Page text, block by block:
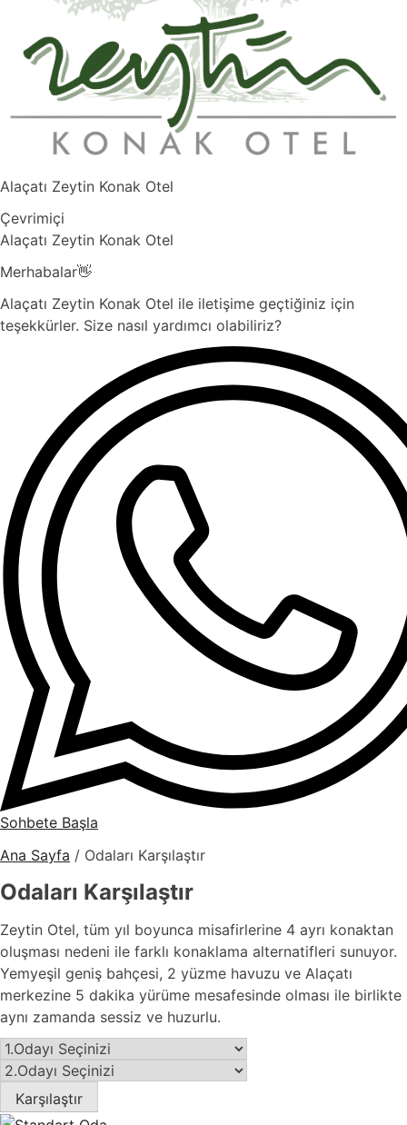
Alaçatı Zeytin Konak Otel
Çevrimiçi
Alaçatı Zeytin Konak Otel
Merhabalar👋
Alaçatı Zeytin Konak Otel ile iletişime geçtiğiniz için
teşekkürler. Size nasıl yardımcı olabiliriz?
Sohbete Başla
Ana Sayfa / Odaları Karşılaştır
Odaları Karşılaştır
Zeytin Otel, tüm yıl boyunca misafirlerine 4 ayrı konaktan
oluşması nedeni ile farklı konaklama alternatifleri sunuyor.
Yemyeşil geniş bahçesi, 2 yüzme havuzu ve Alaçatı
merkezine 5 dakika yürüme mesafesinde olması ile birlikte
aynı zamanda sessiz ve huzurlu.